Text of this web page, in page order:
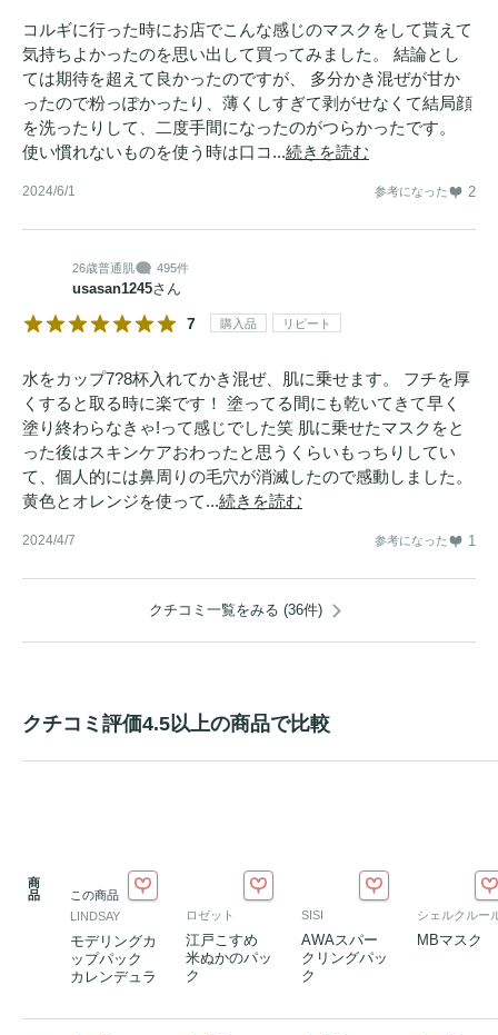
コルギに行った時にお店でこんな感じのマスクをして貰えて
気持ちよかったのを思い出して買ってみました。 結論とし
ては期待を超えて良かったのですが、 多分かき混ぜが甘か
ったので粉っぽかったり、薄くしすぎて剥がせなくて結局顔
を洗ったりして、二度手間になったのがつらかったです。
使い慣れないものを使う時は口コ...続きを読む
2024/6/1 参考になった 2
26歳普通肌 495件
usasan1245さん
7 購入品 リピート
水をカップ7?8杯入れてかき混ぜ、肌に乗せます。 フチを厚
くすると取る時に楽です！ 塗ってる間にも乾いてきて早く
塗り終わらなきゃ!って感じでした笑 肌に乗せたマスクをと
った後はスキンケアおわったと思うくらいもっちりしてい
て、個人的には鼻周りの毛穴が消滅したので感動しました。
黄色とオレンジを使って...続きを読む
2024/4/7 参考になった 1
クチコミ一覧をみる (36件)
クチコミ評価4.5以上の商品で比較
商
品
この商品
LINDSAY
モデリングカ
ップパック
カレンデュラ
ロゼット
江戸こすめ
米ぬかのパッ
ク
SISI
AWAスパー
クリングパッ
ク
シェルクルー
MBマスク